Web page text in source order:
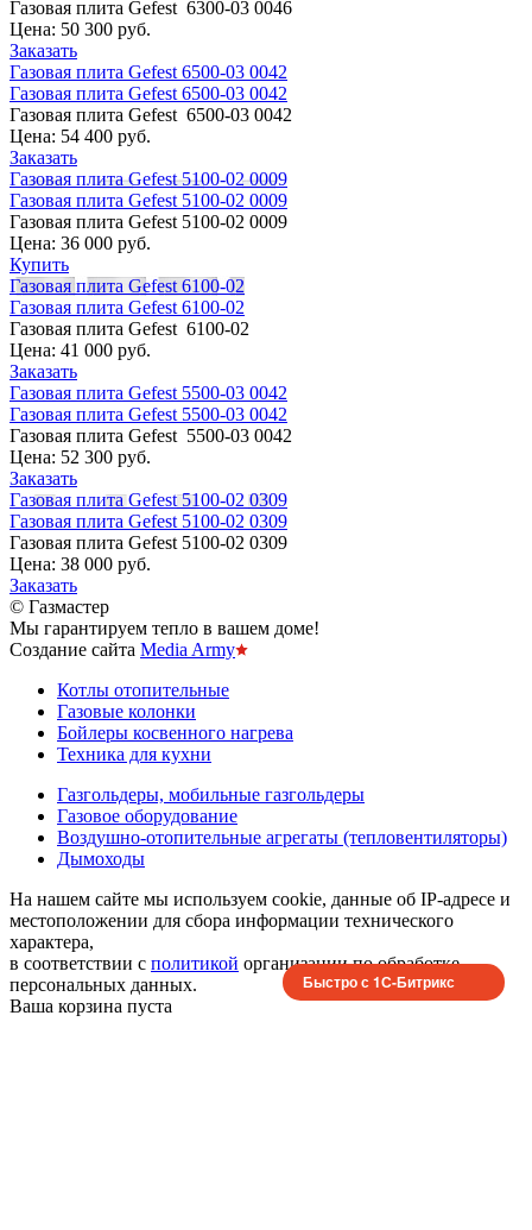
Газовая плита Gefest 6300-03 0046
Цена: 50 300 руб.
Заказать
Газовая плита Gefest 6500-03 0042
Газовая плита Gefest 6500-03 0042
Газовая плита Gefest 6500-03 0042
Цена: 54 400 руб.
Заказать
Газовая плита Gefest 5100-02 0009
Газовая плита Gefest 5100-02 0009
Газовая плита Gefest 5100-02 0009
Цена: 36 000 руб.
Купить
Газовая плита Gefest 6100-02
Газовая плита Gefest 6100-02
Газовая плита Gefest 6100-02
Цена: 41 000 руб.
Заказать
Газовая плита Gefest 5500-03 0042
Газовая плита Gefest 5500-03 0042
Газовая плита Gefest 5500-03 0042
Цена: 52 300 руб.
Заказать
Газовая плита Gefest 5100-02 0309
Газовая плита Gefest 5100-02 0309
Газовая плита Gefest 5100-02 0309
Цена: 38 000 руб.
Заказать
© Газмастер
Мы гарантируем тепло в вашем доме!
Создание сайта Media Army
Котлы отопительные
Газовые колонки
Бойлеры косвенного нагрева
Техника для кухни
Газгольдеры, мобильные газгольдеры
Газовое оборудование
Воздушно-отопительные агрегаты (тепловентиляторы)
Дымоходы
На нашем сайте мы используем cookie, данные об IP-адресе и
местоположении для сбора информации технического
характера,
в соответствии с политикой организации по обработке
персональных данных.
Ваша корзина пуста
Быстро с 1С-Битрикс